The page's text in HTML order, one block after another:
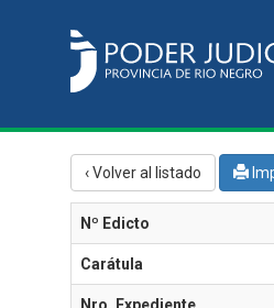
‹ Volver al listado
Nº Edicto
Carátula